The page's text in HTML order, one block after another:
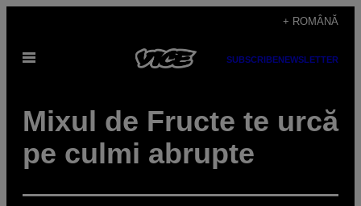
content
+ ROMÂNĂ
Open
SUBSCRIBENEWSLETTER
Mixul de Fructe te urcă
pe culmi abrupte